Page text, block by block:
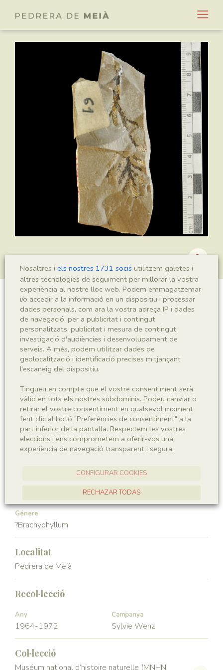
?Brachyphyllum sp.
Sigla
MNHN 17875c
Taxonomia
Regne
Plantae
Phyllum
Spermatophyta
Subphyllum
Gymnospermae
Classe
Pinopsida
Araucariaceae
Génere
?Brachyphyllum
Localitat
Pedrera de Meià
Recol·lecció
Any
1964-1972
Campanya
Sylvie Wenz
Col·lecció
Muséum national d’histoire naturelle (MNHN
Nosaltres i els nostres 1731 socis utilitzem galetes i
altres tecnologies de seguiment per millorar la vostra
experiència al nostre lloc web. Podem emmagatzemar
i/o accedir a la informació en un dispositiu i processar
dades personals, com ara la vostra adreça IP i dades
de navegació, per a publicitat i contingut
personalitzats, publicitat i mesura de contingut,
investigació d'audiències i desenvolupament de
serveis. A més, podem utilitzar dades de
geolocalització i identificació precises mitjançant
l'escaneig del dispositiu.
Tingueu en compte que el vostre consentiment serà
vàlid en tots els nostres subdominis. Podeu canviar o
retirar el vostre consentiment en qualsevol moment
fent clic al botó "Preferències de consentiment" a la
part inferior de la pantalla. Respectem les vostres
eleccions i ens comprometem a oferir-vos una
experiència de navegació transparent i segura.
CONFIGURAR COOKIES
RECHAZAR TODAS
ACCEPTAR TOTES